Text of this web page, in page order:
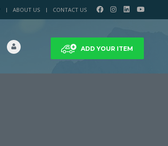
ABOUT US CONTACT US
ADD YOUR ITEM